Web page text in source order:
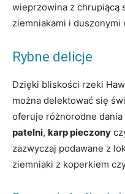
wieprzowina z chrupiącą
ziemniakami i duszonymi
Rybne delicje
Dzięki bliskości rzeki
można delektować się
oferuje różnorodne
patelni, karp pieczony
zazwyczaj podawane z
ziemniaki z koperkiem